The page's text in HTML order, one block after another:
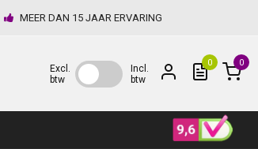
MEER DAN 15 JAAR ERVARING
Excl.
btw
Incl.
btw
0 0